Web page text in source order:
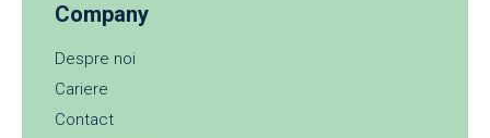
Company
Despre noi
Cariere
Contact